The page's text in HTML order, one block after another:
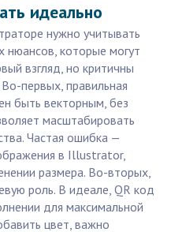
идеально
нужно учитывать
нюансов, которые могут
взгляд, но критичны
первых, правильная
быть векторным, без
масштабировать
Частая ошибка —
в Illustrator,
размера. Во-вторых,
роль. В идеале, QR код
для максимальной
цвет, важно